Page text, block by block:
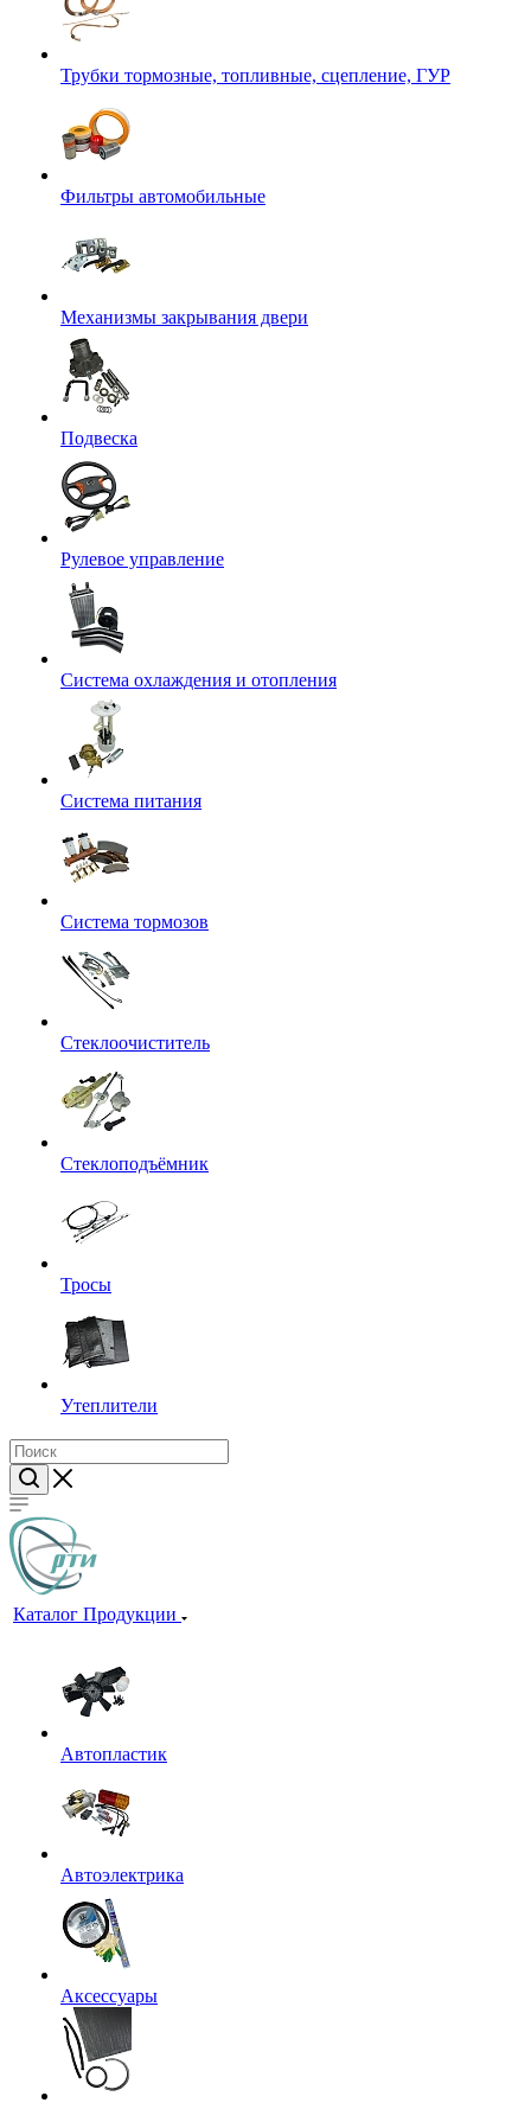
Трубки тормозные, топливные, сцепление, ГУР
Фильтры автомобильные
Механизмы закрывания двери
Подвеска
Рулевое управление
Система охлаждения и отопления
Система питания
Система тормозов
Стеклоочиститель
Стеклоподъёмник
Тросы
Утеплители
Каталог Продукции
Автопластик
Автоэлектрика
Аксессуары